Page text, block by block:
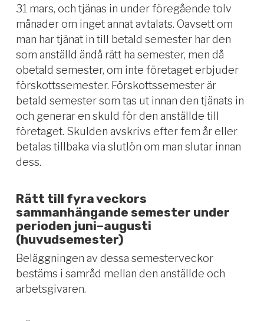
31 mars, och tjänas in under föregående tolv
månader om inget annat avtalats. Oavsett om
man har tjänat in till betald semester har den
som anställd ändå rätt ha semester, men då
obetald semester, om inte företaget erbjuder
förskottssemester. Förskottssemester är
betald semester som tas ut innan den tjänats in
och generar en skuld för den anställde till
företaget. Skulden avskrivs efter fem år eller
betalas tillbaka via slutlön om man slutar innan
dess.
Rätt till fyra veckors
sammanhängande semester under
perioden juni–augusti
(huvudsemester)
Beläggningen av dessa semesterveckor
bestäms i samråd mellan den anställde och
arbetsgivaren.